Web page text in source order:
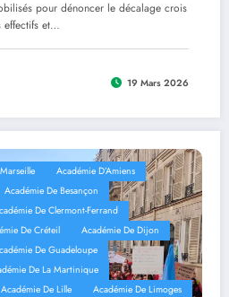
pour dénoncer le décalage crois
effectifs et…
19 Mars 2026
Académie D’Amiens
Académie De Besançon
De Clermont-Ferrand
De Créteil
Académie De Dijon
De Guadeloupe
De La Martinique
Académie De Lille
Académie De Limoges